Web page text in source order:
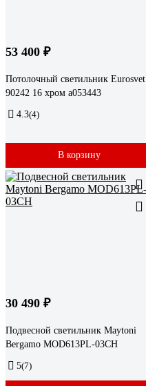
53 400 ₽
Потолочный светильник Eurosvet
90242 16 хром a053443
4.3(4)
В корзину
30 490 ₽
Подвесной светильник Maytoni
Bergamo MOD613PL-03CH
5(7)